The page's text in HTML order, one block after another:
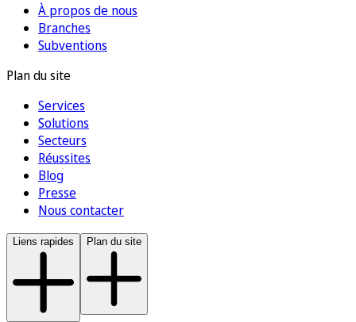
À propos de nous
Branches
Subventions
Plan du site
Services
Solutions
Secteurs
Réussites
Blog
Presse
Nous contacter
Liens rapides Plan du site